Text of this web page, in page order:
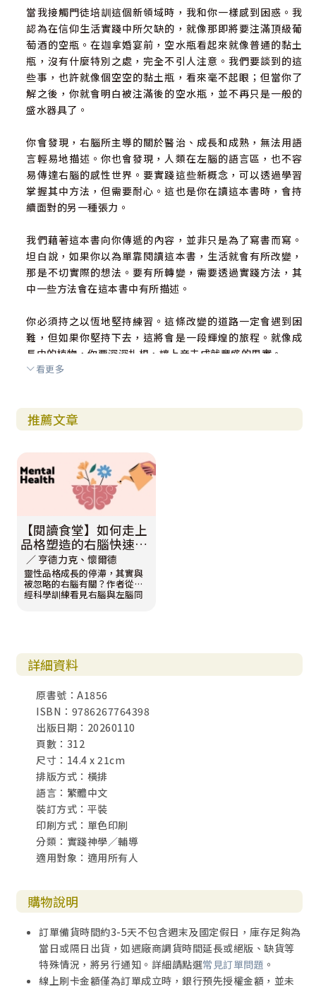
當我接觸門徒培訓這個新領域時，我和你一樣感到困惑。我
認為在信仰生活實踐中所欠缺的，就像那即將要注滿頂級葡
萄酒的空瓶。在迦拿婚宴前，空水瓶看起來就像普通的黏土
瓶，沒有什麼特別之處，完全不引人注意。我們要談到的這
些事，也許就像個空空的黏土瓶，看來毫不起眼；但當你了
解之後，你就會明白被注滿後的空水瓶，並不再只是一般的
盛水器具了。
你會發現，右腦所主導的關於醫治、成長和成熟，無法用語
言輕易地描述。你也會發現，人類在左腦的語言區，也不容
易傳達右腦的感性世界。要實踐這些新概念，可以透過學習
掌握其中方法，但需要耐心。這也是你在讀這本書時，會持
續面對的另一種張力。
我們藉著這本書向你傳遞的內容，並非只是為了寫書而寫。
坦白說，如果你以為單靠閱讀這本書，生活就會有所改變，
那是不切實際的想法。要有所轉變，需要透過實踐方法，其
中一些方法會在這本書中有所描述。
你必須持之以恆地堅持練習。這條改變的道路一定會遇到困
難，但如果你堅持下去，這將會是一段輝煌的旅程。就像成
長中的植物，你要深深扎根，讓上帝去成就豐盛的果實。
我們一直讀到的耶穌教導中，那未曾注意到的一些重點，而
你需要做的，就是這個禱告：「主啊！請讓我們看見先前沒
有看到的重點。」
看更多
推薦文章
【閱讀食堂】如何走上
品格塑造的右腦快速道
路？
∕ 亨德力克、懷爾德
靈性品格成長的停滯，其實與
被忽略的右腦有關？作者從神
經科學訓練看見右腦與左腦同
悅、歸屬和盟約之愛時，生命
就會枯竭。補回這些養分，品
格轉變才會重新發生。
詳細資料
原書號：A1856
ISBN：9786267764398
出版日期：20260110
頁數：312
尺寸：14.4 x 21cm
排版方式：橫排
語言：繁體中文
裝訂方式：平裝
印刷方式：單色印刷
分類：實踐神學／輔導
適用對象：適用所有人
購物說明
訂單備貨時間約3-5天不包含週末及國定假日，庫存足夠為
當日或隔日出貨，如遇廠商調貨時間延長或絕版、缺貨等
特殊情況，將另行通知。詳細請點選常見訂單問題 。
線上刷卡金額僅為訂單成立時，銀行預先授權金額，並未